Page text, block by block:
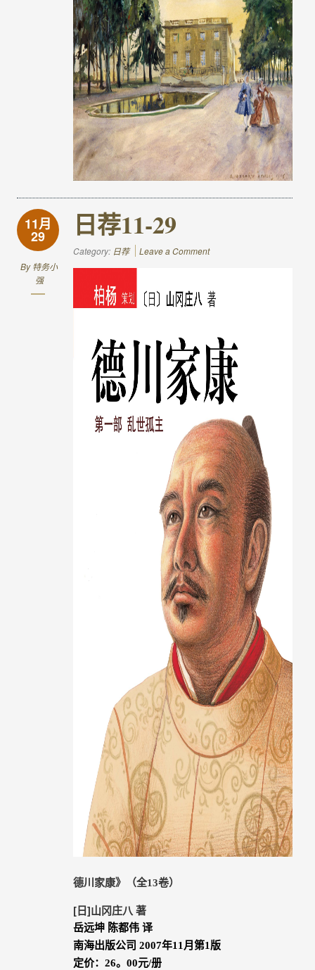
11月
29
By特务小
强
日荐11-29
Category: 日荐 Leave a Comment
德川家康》（全13卷）
[日]山冈庄八 著
岳远坤 陈都伟 译
南海出版公司 2007年11月第1版
定价： 26。 00元/册